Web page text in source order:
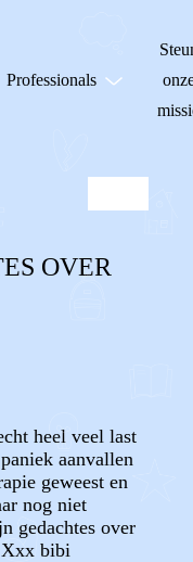
Professionals
OVER
heel veel last
aanvallen
geweest en
nog niet
gedachtes over
Xxx bibi